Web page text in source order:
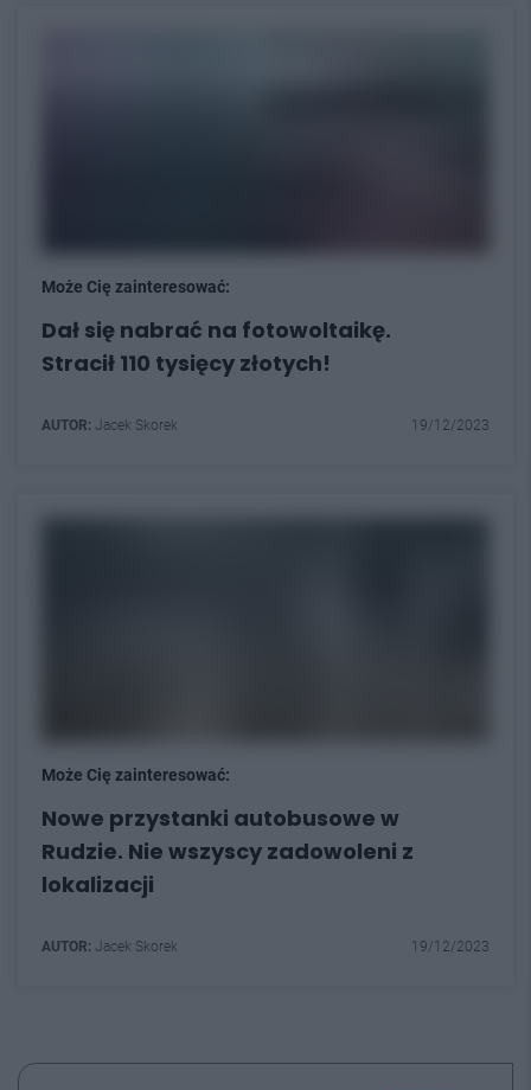
Może Cię zainteresować:
Dał się nabrać na fotowoltaikę.
Stracił 110 tysięcy złotych!
AUTOR: Jacek Skorek 19/12/2023
Może Cię zainteresować:
Nowe przystanki autobusowe w
Rudzie. Nie wszyscy zadowoleni z
lokalizacji
AUTOR: Jacek Skorek 19/12/2023